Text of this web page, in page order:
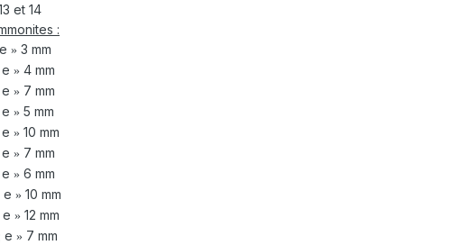
et 14
:
» 3 mm
» 4 mm
» 7 mm
» 5 mm
» 10 mm
» 7 mm
» 6 mm
e » 10 mm
e » 12 mm
e » 7 mm